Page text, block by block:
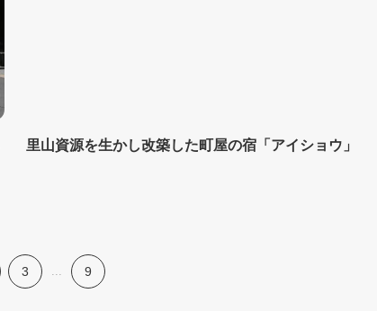
里山資源を生かし改築した町屋の宿「アイショウ」
3 ... 9